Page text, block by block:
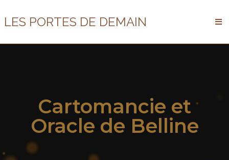
LES PORTES DE DEMAIN
Cartomancie et
Oracle de Belline